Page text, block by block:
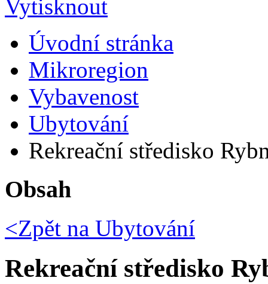
Úvodní stránka
Mikroregion
Vybavenost
Ubytování
Rekreační středisko
Obsah
<Zpět na Ubytování
Rekreační středisko